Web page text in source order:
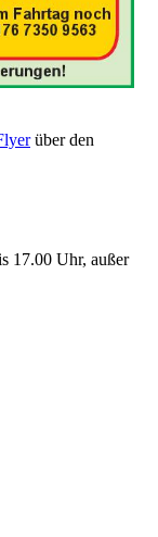
über den
17.00 Uhr, außer